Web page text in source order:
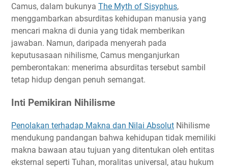
Camus, dalam bukunya The Myth of Sisyphus,
menggambarkan absurditas kehidupan manusia yang
mencari makna di dunia yang tidak memberikan
jawaban. Namun, daripada menyerah pada
keputusasaan nihilisme, Camus menganjurkan
pemberontakan: menerima absurditas tersebut sambil
tetap hidup dengan penuh semangat.
Inti Pemikiran Nihilisme
Penolakan terhadap Makna dan Nilai Absolut Nihilisme
mendukung pandangan bahwa kehidupan tidak memiliki
makna bawaan atau tujuan yang ditentukan oleh entitas
eksternal seperti Tuhan, moralitas universal, atau hukum